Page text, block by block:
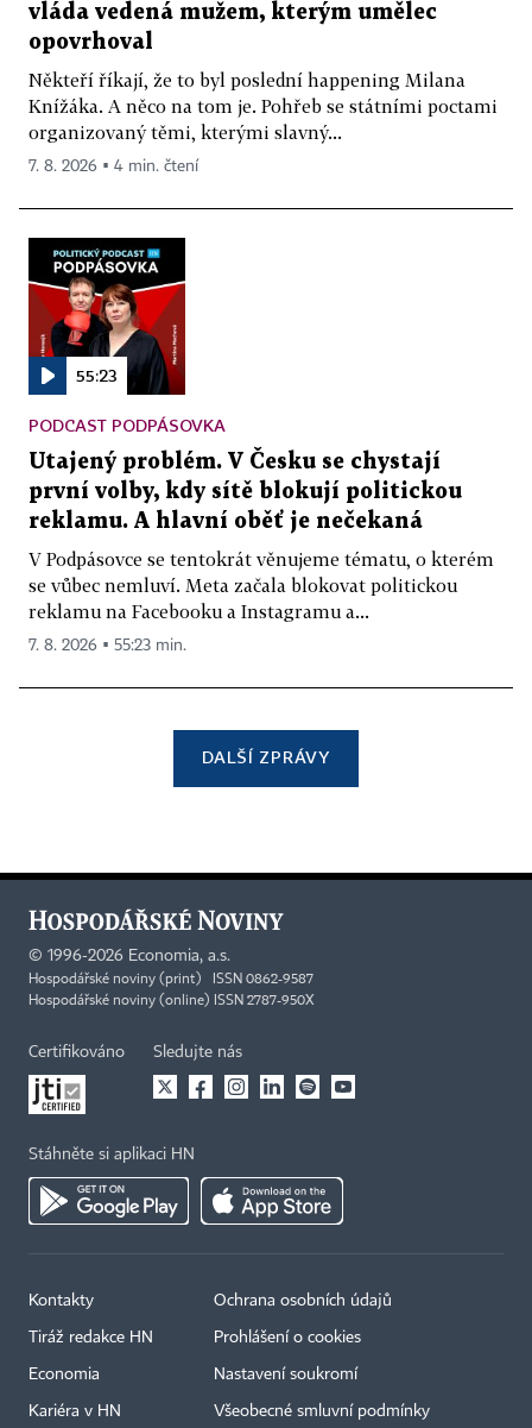
vláda vedená mužem, kterým umělec
opovrhoval
Někteří říkají, že to byl poslední happening Milana
Knížáka. A něco na tom je. Pohřeb se státními poctami
organizovaný těmi, kterými slavný...
7. 8. 2026 ▪ 4 min. čtení
55:23
PODCAST PODPÁSOVKA
Utajený problém. V Česku se chystají
první volby, kdy sítě blokují politickou
reklamu. A hlavní oběť je nečekaná
V Podpásovce se tentokrát věnujeme tématu, o kterém
se vůbec nemluví. Meta začala blokovat politickou
reklamu na Facebooku a Instagramu a...
7. 8. 2026 ▪ 55:23 min.
DALŠÍ ZPRÁVY
© 1996-2026 Economia, a.s.
Hospodářské noviny (print) ISSN 0862-9587
Hospodářské noviny (online) ISSN 2787-950X
Certifikováno Sledujte nás
Stáhněte si aplikaci HN
Kontakty
Tiráž redakce HN
Economia
Kariéra v HN
Ochrana osobních údajů
Prohlášení o cookies
Nastavení soukromí
Všeobecné smluvní podmínky